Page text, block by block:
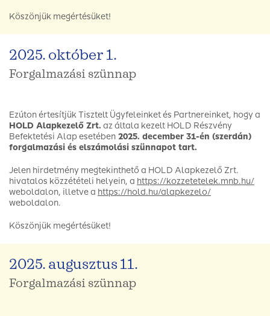
Köszönjük megértésüket!
2025. október 1.
Forgalmazási szünnap
Ezúton értesítjük Tisztelt Ügyfeleinket és Partnereinket, hogy a
HOLD Alapkezelő Zrt. az általa kezelt HOLD Részvény
Befektetési Alap esetében 2025. december 31-én (szerdán)
forgalmazási és elszámolási szünnapot tart.
Jelen hirdetmény megtekinthető a HOLD Alapkezelő Zrt.
hivatalos közzétételi helyein, a https://kozzetetelek.mnb.hu/
weboldalon, illetve a https://hold.hu/alapkezelo/
weboldalon.
Köszönjük megértésüket!
2025. augusztus 11.
Forgalmazási szünnap